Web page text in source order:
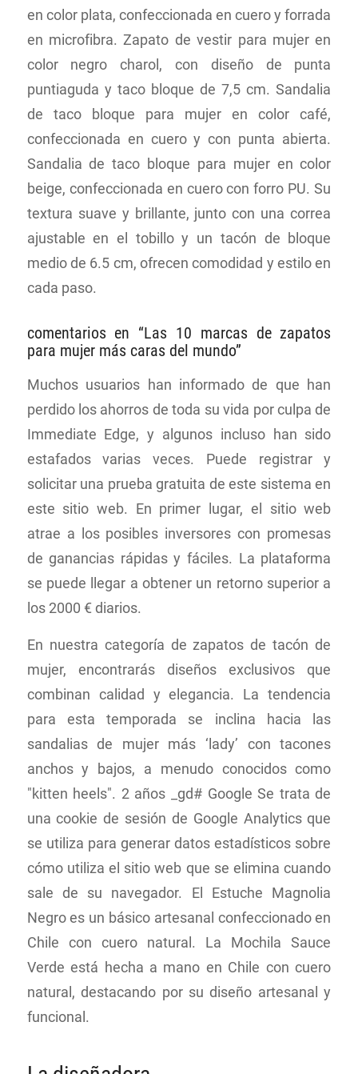
en color plata, confeccionada en cuero y forrada
en microfibra. Zapato de vestir para mujer en
color negro charol, con diseño de punta
puntiaguda y taco bloque de 7,5 cm. Sandalia
de taco bloque para mujer en color café,
confeccionada en cuero y con punta abierta.
Sandalia de taco bloque para mujer en color
beige, confeccionada en cuero con forro PU. Su
textura suave y brillante, junto con una correa
ajustable en el tobillo y un tacón de bloque
medio de 6.5 cm, ofrecen comodidad y estilo en
cada paso.
comentarios en “Las 10 marcas de zapatos
para mujer más caras del mundo”
Muchos usuarios han informado de que han
perdido los ahorros de toda su vida por culpa de
Immediate Edge, y algunos incluso han sido
estafados varias veces. Puede registrar y
solicitar una prueba gratuita de este sistema en
este sitio web. En primer lugar, el sitio web
atrae a los posibles inversores con promesas
de ganancias rápidas y fáciles. La plataforma
se puede llegar a obtener un retorno superior a
los 2000 € diarios.
En nuestra categoría de zapatos de tacón de
mujer, encontrarás diseños exclusivos que
combinan calidad y elegancia. La tendencia
para esta temporada se inclina hacia las
sandalias de mujer más ‘lady’ con tacones
anchos y bajos, a menudo conocidos como
"kitten heels". 2 años _gd# Google Se trata de
una cookie de sesión de Google Analytics que
se utiliza para generar datos estadísticos sobre
cómo utiliza el sitio web que se elimina cuando
sale de su navegador. El Estuche Magnolia
Negro es un básico artesanal confeccionado en
Chile con cuero natural. La Mochila Sauce
Verde está hecha a mano en Chile con cuero
natural, destacando por su diseño artesanal y
funcional.